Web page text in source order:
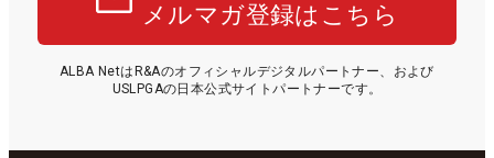
メルマガ登録はこちら
ALBA NetはR&Aのオフィシャルデジタルパートナー、および
USLPGAの日本公式サイトパートナーです。